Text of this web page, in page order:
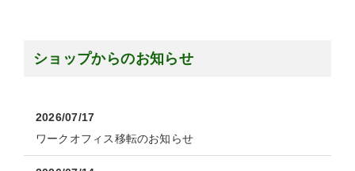
ショップからのお知らせ
2026/07/17
ワークオフィス移転のお知らせ